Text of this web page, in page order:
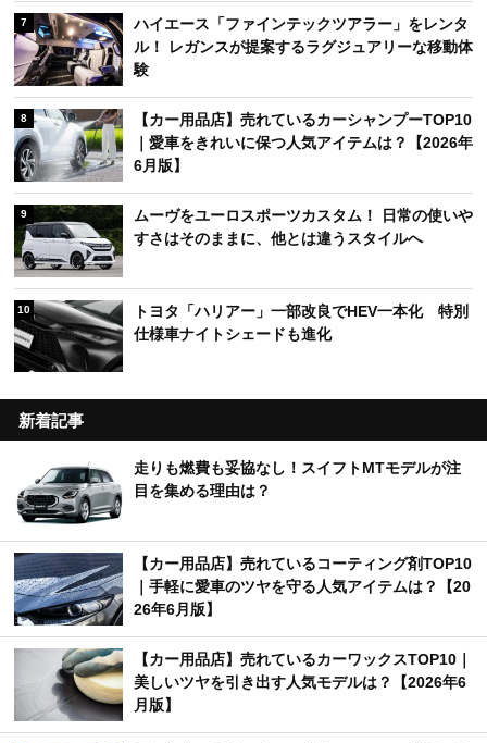
7
ハイエース「ファインテックツアラー」をレンタ
ル！ レガンスが提案するラグジュアリーな移動体
験
8
【カー用品店】売れているカーシャンプーTOP10
｜愛車をきれいに保つ人気アイテムは？【2026年
6月版】
9
ムーヴをユーロスポーツカスタム！ 日常の使いや
すさはそのままに、他とは違うスタイルへ
10
トヨタ「ハリアー」一部改良でHEV一本化 特別
仕様車ナイトシェードも進化
新着記事
走りも燃費も妥協なし！スイフトMTモデルが注
目を集める理由は？
【カー用品店】売れているコーティング剤TOP10
｜手軽に愛車のツヤを守る人気アイテムは？【20
26年6月版】
【カー用品店】売れているカーワックスTOP10｜
美しいツヤを引き出す人気モデルは？【2026年6
月版】